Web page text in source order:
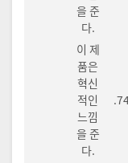
을 준
다.
이 제
품은
혁신
적인
느낌
을 준
다.